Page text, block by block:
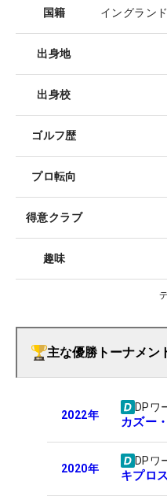
国籍 イングランド
出身地
出身校
ゴルフ歴
プロ転向
得意クラブ
趣味
主な優勝トーナメン
2022年
DPワ
カズー
2020年
DPワ
キプロ